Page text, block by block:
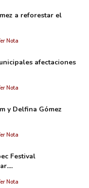
a reforestar el
Nota
afectaciones
Nota
y Delfina Gómez
Nota
Festival
Nota